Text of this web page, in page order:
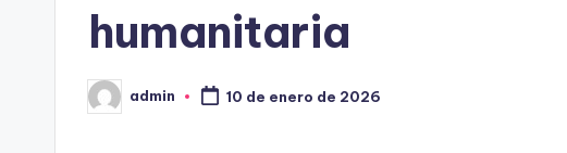
humanitaria
Publicado
por
admin 10 de enero de 2026